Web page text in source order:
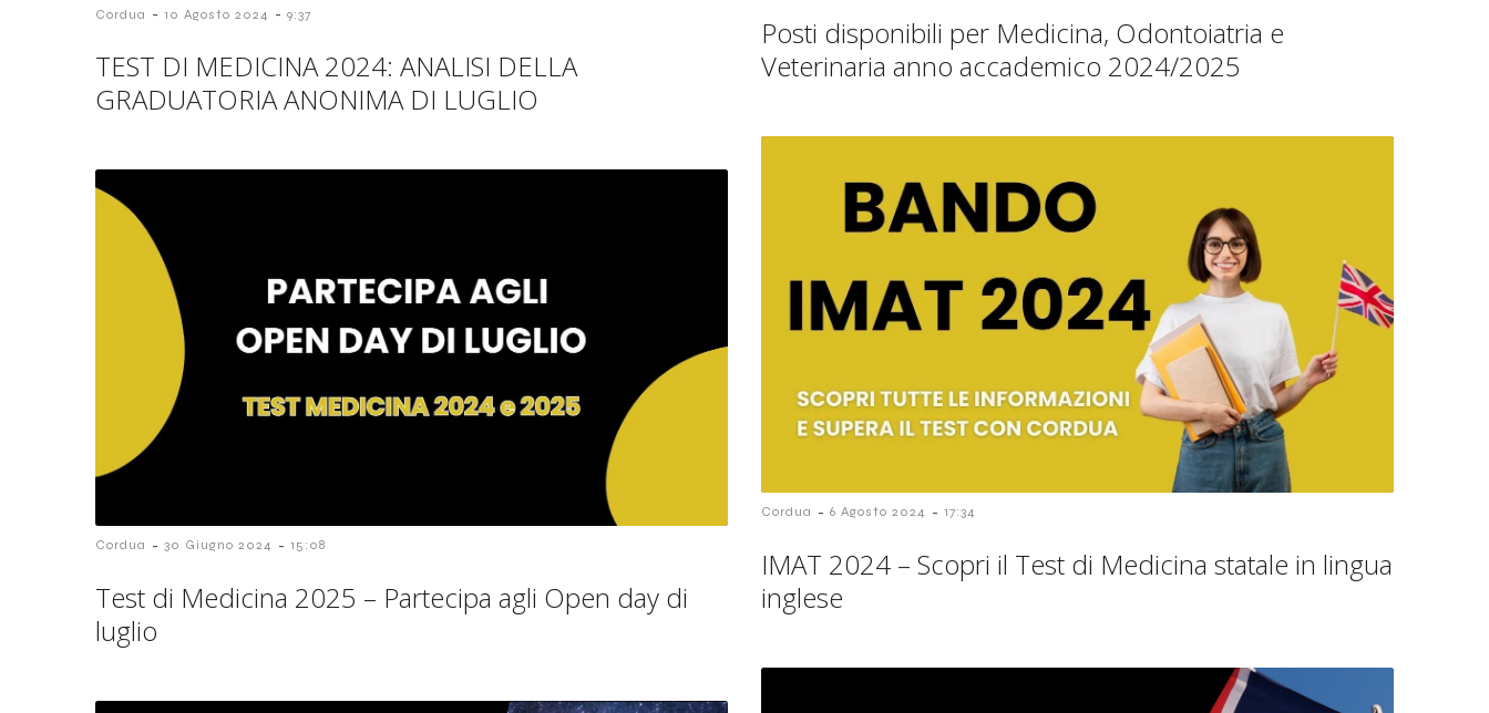
Posti disponibili per Medicina, Odontoiatria e
Veterinaria anno accademico 2024/2025
Cordua - 10 Agosto 2024 - 9:37
TEST DI MEDICINA 2024: ANALISI DELLA
GRADUATORIA ANONIMA DI LUGLIO
Cordua - 6 Agosto 2024 - 17:34
IMAT 2024 – Scopri il Test di Medicina statale in lingua
inglese
Cordua - 30 Giugno 2024 - 15:08
Test di Medicina 2025 – Partecipa agli Open day di
luglio